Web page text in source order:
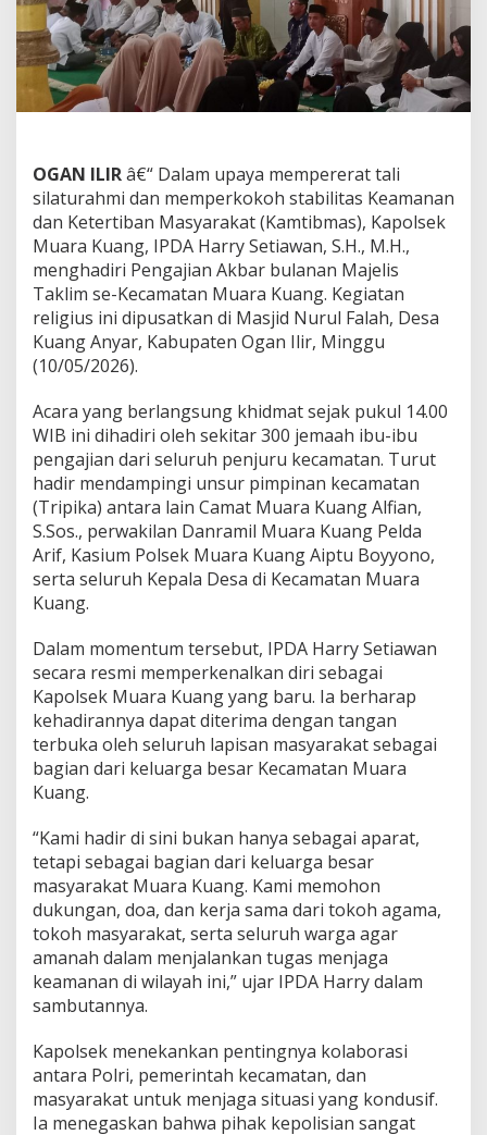
l
a
u
R
i
g
i
,
K
a
p
o
l
s
u
a
r
a
K
u
a
n
g
i
r
i
P
e
n
g
i
n
A
k
b
a
r
d
e
s
a
K
u
OGAN ILIRâ€“ Dalam upaya mempererat tali
silaturahmi dan memperkokoh stabilitas Keamanan
dan Ketertiban Masyarakat (Kamtibmas), Kapolsek
Muara Kuang, IPDA Harry Setiawan, S.H., M.H.,
menghadiri Pengajian Akbar bulanan Majelis
Taklim se-Kecamatan Muara Kuang. Kegiatan
religius ini dipusatkan di Masjid Nurul Falah, Desa
Kuang Anyar, Kabupaten Ogan Ilir, Minggu
(10/05/2026).
Acara yang berlangsung khidmat sejak pukul 14.00
WIB ini dihadiri oleh sekitar 300 jemaah ibu-ibu
pengajian dari seluruh penjuru kecamatan. Turut
hadir mendampingi unsur pimpinan kecamatan
(Tripika) antara lain Camat Muara Kuang Alfian,
S.Sos., perwakilan Danramil Muara Kuang Pelda
Arif, Kasium Polsek Muara Kuang Aiptu Boyyono,
serta seluruh Kepala Desa di Kecamatan Muara
Kuang.
Dalam momentum tersebut, IPDA Harry Setiawan
secara resmi memperkenalkan diri sebagai
Kapolsek Muara Kuang yang baru. Ia berharap
kehadirannya dapat diterima dengan tangan
terbuka oleh seluruh lapisan masyarakat sebagai
bagian dari keluarga besar Kecamatan Muara
Kuang.
“Kami hadir di sini bukan hanya sebagai aparat,
tetapi sebagai bagian dari keluarga besar
masyarakat Muara Kuang. Kami memohon
dukungan, doa, dan kerja sama dari tokoh agama,
tokoh masyarakat, serta seluruh warga agar
amanah dalam menjalankan tugas menjaga
keamanan di wilayah ini,” ujar IPDA Harry dalam
sambutannya.
Kapolsek menekankan pentingnya kolaborasi
antara Polri, pemerintah kecamatan, dan
masyarakat untuk menjaga situasi yang kondusif.
Ia menegaskan bahwa pihak kepolisian sangat